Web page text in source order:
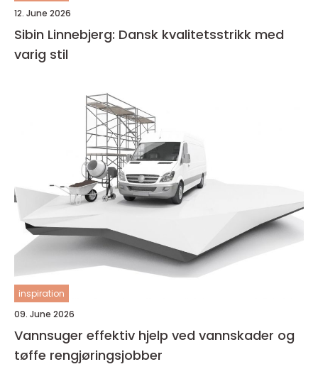
12. June 2026
Sibin Linnebjerg: Dansk kvalitetsstrikk med
varig stil
inspiration
09. June 2026
Vannsuger effektiv hjelp ved vannskader og
tøffe rengjøringsjobber